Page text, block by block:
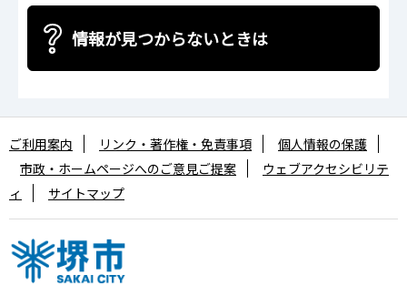
情報が見つからないときは
ご利用案内 リンク・著作権・免責事項
個人情報の保護
市政・ホームページへのご意見ご提案
ウェブアクセシビリテ
ィ
サイトマップ